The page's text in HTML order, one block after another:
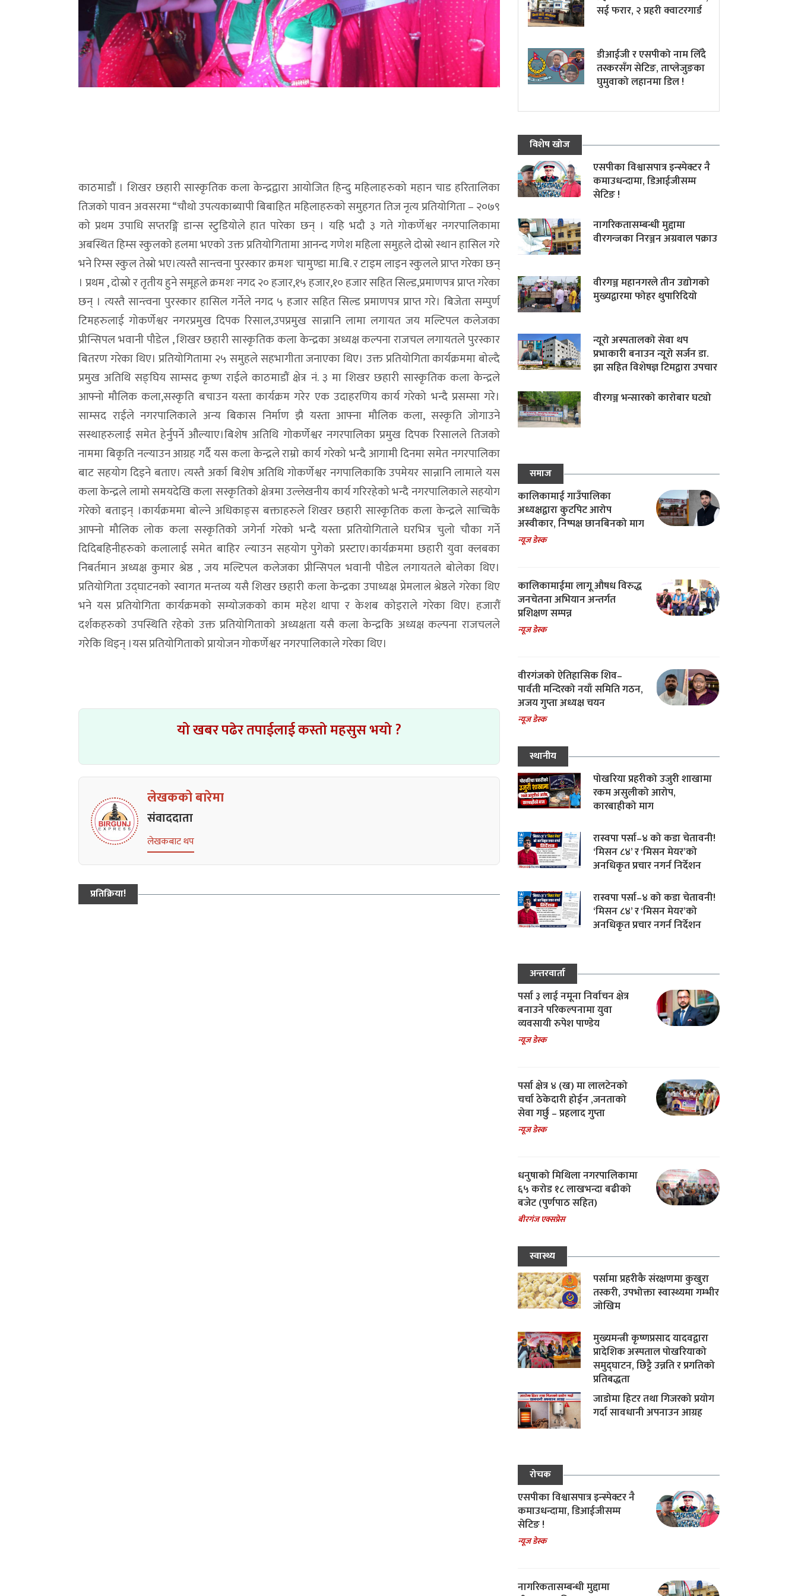
काठमाडौं । शिखर छहारी सास्कृतिक कला केन्द्रद्वारा आयोजित हिन्दु महिलाहरुको महान चाड हरितालिका
तिजको पावन अवसरमा “चौथो उपत्यकाब्यापी बिबाहित महिलाहरुको समुहगत तिज नृत्य प्रतियोगिता – २०७९
को प्रथम उपाधि सप्तरङ्गि डान्स स्टुडियोले हात पारेका छन् । यहि भदौ ३ गते गोकर्णेश्वर नगरपालिकामा
अबस्थित हिम्स स्कुलको हलमा भएको उक्त प्रतियोगितामा आनन्द गणेश महिला समुहले दोस्रो स्थान हासिल गरे
भने रिम्स स्कुल तेस्रो भए।त्यस्तै सान्त्वना पुरस्कार क्रमशः चामुण्डा मा.बि. र टाइम लाइन स्कुलले प्राप्त गरेका छन्
। प्रथम , दोस्रो र तृतीय हुने समूहले क्रमशः नगद २० हजार,१५ हजार,१० हजार सहित सिल्ड,प्रमाणपत्र प्राप्त गरेका
छन् । त्यस्तै सान्त्वना पुरस्कार हासिल गर्नेले नगद ५ हजार सहित सिल्ड प्रमाणपत्र प्राप्त गरे। बिजेता सम्पुर्ण
टिमहरुलाई गोकर्णेश्वर नगरप्रमुख दिपक रिसाल,उपप्रमुख सान्नानि लामा लगायत जय मल्टिपल कलेजका
प्रीन्सिपल भवानी पौडेल , शिखर छहारी सास्कृतिक कला केन्द्रका अध्यक्ष कल्पना राजचल लगायतले पुरस्कार
बितरण गरेका थिए। प्रतियोगितामा २५ समुहले सहभागीता जनाएका थिए। उक्त प्रतियोगिता कार्यक्रममा बोल्दै
प्रमुख अतिथि सङ्घिय साम्सद कृष्ण राईले काठमाडौं क्षेत्र नं. ३ मा शिखर छहारी सास्कृतिक कला केन्द्रले
आफ्नो मौलिक कला,सस्कृति बचाउन यस्ता कार्यक्रम गरेर एक उदाहरणिय कार्य गरेको भन्दै प्रसम्सा गरे।
साम्सद राईले नगरपालिकाले अन्य बिकास निर्माण झै यस्ता आफ्ना मौलिक कला, सस्कृति जोगाउने
सस्थाहरुलाई समेत हेर्नुपर्ने औल्याए।बिशेष अतिथि गोकर्णेश्वर नगरपालिका प्रमुख दिपक रिसालले तिजको
नाममा बिकृति नल्याउन आग्रह गर्दै यस कला केन्द्रले राम्रो कार्य गरेको भन्दै आगामी दिनमा समेत नगरपालिका
बाट सहयोग दिइने बताए। त्यस्तै अर्का बिशेष अतिथि गोकर्णेश्वर नगपालिकाकि उपमेयर सान्नानि लामाले यस
कला केन्द्रले लामो समयदेखि कला सस्कृतिको क्षेत्रमा उल्लेखनीय कार्य गरिरहेको भन्दै नगरपालिकाले सहयोग
गरेको बताइन् ।कार्यक्रममा बोल्ने अधिकाङ्स बक्ताहरुले शिखर छहारी सास्कृतिक कला केन्द्रले साच्चिकै
आफ्नो मौलिक लोक कला सस्कृतिको जगेर्ना गरेको भन्दै यस्ता प्रतियोगिताले घरभित्र चुलो चौका गर्ने
दिदिबहिनीहरुको कलालाई समेत बाहिर ल्याउन सहयोग पुगेको प्रस्टाए।कार्यक्रममा छहारी युवा क्लबका
निबर्तमान अध्यक्ष कुमार श्रेष्ठ , जय मल्टिपल कलेजका प्रीन्सिपल भवानी पौडेल लगायतले बोलेका थिए।
प्रतियोगिता उद्घाटनको स्वागत मन्तव्य यसै शिखर छहारी कला केन्द्रका उपाध्यक्ष प्रेमलाल श्रेष्ठले गरेका थिए
भने यस प्रतियोगिता कार्यक्रमको सम्योजकको काम महेश थापा र केशब कोइराले गरेका थिए। हजारौं
दर्शकहरुको उपस्थिति रहेको उक्त प्रतियोगिताको अध्यक्षता यसै कला केन्द्रकि अध्यक्ष कल्पना राजचलले
गरेकि थिइन् ।यस प्रतियोगिताको प्रायोजन गोकर्णेश्वर नगरपालिकाले गरेका थिए।
यो खबर पढेर तपाईलाई कस्तो महसुस भयो ?
लेखकको बारेमा
संवाददाता
लेखकबाट थप
प्रतिक्रिया!
सई फरार, २ प्रहरी क्वाटरगार्ड
डीआईजी र एसपीको नाम लिँदै
तस्करसँग सेटिङ, ताप्लेजुङका
घुमुवाको लहानमा डिल !
विशेष खोज
एसपीका विश्वासपात्र इन्स्पेक्टर नै
कमाउधन्दामा, डिआईजीसम्म
सेटिङ !
नागरिकतासम्बन्धी मुद्दामा
वीरगन्जका निरञ्जन अग्रवाल पक्राउ
वीरगञ्ज महानगरले तीन उद्योगको
मुख्यद्वारमा फोहर थुपारिदियो
न्यूरो अस्पतालको सेवा थप
प्रभाकारी बनाउन न्यूरो सर्जन डा.
झा सहित विशेषज्ञ टिमद्वारा उपचार
वीरगञ्ज भन्सारको कारोबार घट्यो
समाज
कालिकामाई गाउँपालिका
अध्यक्षद्वारा कुटपिट आरोप
अस्वीकार, निष्पक्ष छानबिनको माग
न्यूज डेस्क
कालिकामाईमा लागू औषध विरुद्ध
जनचेतना अभियान अन्तर्गत
प्रशिक्षण सम्पन्न
न्यूज डेस्क
वीरगंजको ऐतिहासिक शिव–
पार्वती मन्दिरको नयाँ समिति गठन,
अजय गुप्ता अध्यक्ष चयन
न्यूज डेस्क
स्थानीय
पोखरिया प्रहरीको उजुरी शाखामा
रकम असुलीको आरोप,
कारबाहीको माग
रास्वपा पर्सा–४ को कडा चेतावनी!
‘मिसन ८४’ र ‘मिसन मेयर’को
अनधिकृत प्रचार नगर्न निर्देशन
रास्वपा पर्सा–४ को कडा चेतावनी!
‘मिसन ८४’ र ‘मिसन मेयर’को
अनधिकृत प्रचार नगर्न निर्देशन
अन्तरवार्ता
पर्सा ३ लाई नमूना निर्वाचन क्षेत्र
बनाउने परिकल्पनामा युवा
व्यवसायी रुपेश पाण्डेय
न्यूज डेस्क
पर्सा क्षेत्र ४ (ख) मा लालटेनको
चर्चा ठेकेदारी होईन ,जनताको
सेवा गर्छु – प्रहलाद गुप्ता
न्यूज डेस्क
धनुषाको मिथिला नगरपालिकामा
६५ करोड १८ लाखभन्दा बढीको
बजेट (पुर्णपाठ सहित)
बीरगंज एक्सप्रेस
स्वास्थ्य
पर्सामा प्रहरीकै संरक्षणमा कुखुरा
तस्करी, उपभोक्ता स्वास्थ्यमा गम्भीर
जोखिम
मुख्यमन्त्री कृष्णप्रसाद यादवद्वारा
प्रादेशिक अस्पताल पोखरियाको
समुद्घाटन, छिट्टै उन्नति र प्रगतिको
प्रतिबद्धता
जाडोमा हिटर तथा गिजरको प्रयोग
गर्दा सावधानी अपनाउन आग्रह
रोचक
एसपीका विश्वासपात्र इन्स्पेक्टर नै
कमाउधन्दामा, डिआईजीसम्म
सेटिङ !
न्यूज डेस्क
नागरिकतासम्बन्धी मुद्दामा